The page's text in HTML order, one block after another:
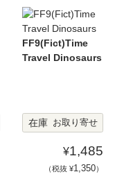
FF9(Fict)Time
Travel Dinosaurs
在庫 お取り寄せ
¥1,485
（税抜 ¥1,350）